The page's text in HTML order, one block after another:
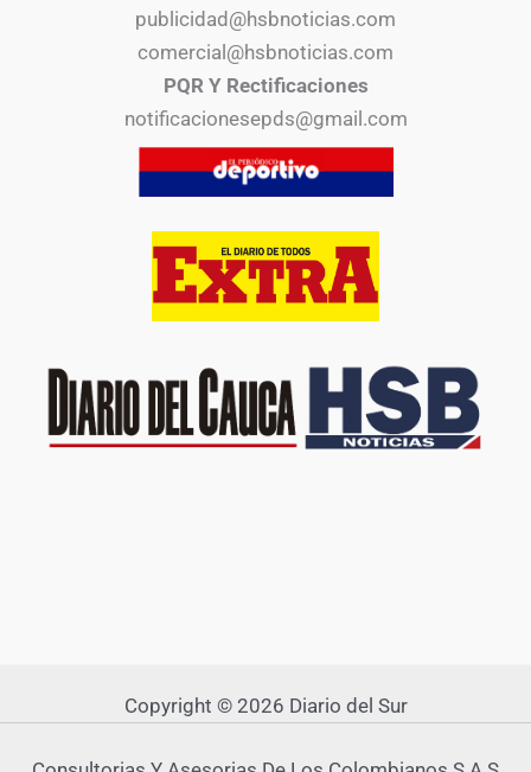
publicidad@hsbnoticias.com
comercial@hsbnoticias.com
PQR Y Rectificaciones
notificacionesepds@gmail.com
Copyright © 2026 Diario del Sur